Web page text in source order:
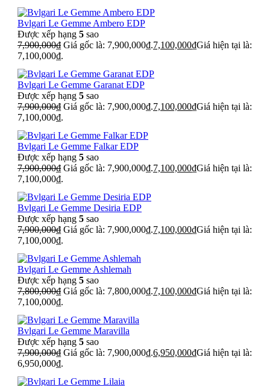
Bvlgari Le Gemme Ambero EDP
Được xếp hạng 5 sao
7,900,000₫ Giá gốc là: 7,900,000₫.7,100,000₫Giá hiện tại là:
7,100,000₫.
Bvlgari Le Gemme Garanat EDP
Được xếp hạng 5 sao
7,900,000₫ Giá gốc là: 7,900,000₫.7,100,000₫Giá hiện tại là:
7,100,000₫.
Bvlgari Le Gemme Falkar EDP
Được xếp hạng 5 sao
7,900,000₫ Giá gốc là: 7,900,000₫.7,100,000₫Giá hiện tại là:
7,100,000₫.
Bvlgari Le Gemme Desiria EDP
Được xếp hạng 5 sao
7,900,000₫ Giá gốc là: 7,900,000₫.7,100,000₫Giá hiện tại là:
7,100,000₫.
Bvlgari Le Gemme Ashlemah
Được xếp hạng 5 sao
7,800,000₫ Giá gốc là: 7,800,000₫.7,100,000₫Giá hiện tại là:
7,100,000₫.
Bvlgari Le Gemme Maravilla
Được xếp hạng 5 sao
7,900,000₫ Giá gốc là: 7,900,000₫.6,950,000₫Giá hiện tại là:
6,950,000₫.